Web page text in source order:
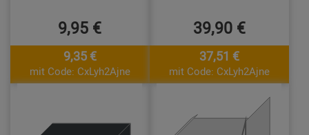
9,95 €
9,35 €
mit Code: CxLyh2Ajne
39,90 €
37,51 €
mit Code: CxLyh2Ajne